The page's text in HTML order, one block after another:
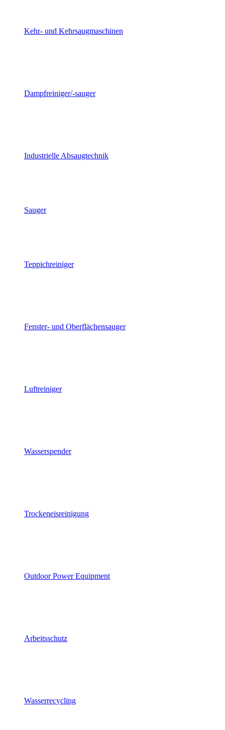
Kehr- und Kehrsaugmaschinen
Dampfreiniger/-sauger
Industrielle Absaugtechnik
Sauger
Teppichreiniger
Fenster- und Oberflächensauger
Luftreiniger
Wasserspender
Trockeneisreinigung
Outdoor Power Equipment
Arbeitsschutz
Wasserrecycling